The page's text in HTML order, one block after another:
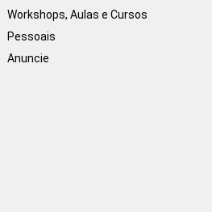
Workshops, Aulas e Cursos
Pessoais
Anuncie